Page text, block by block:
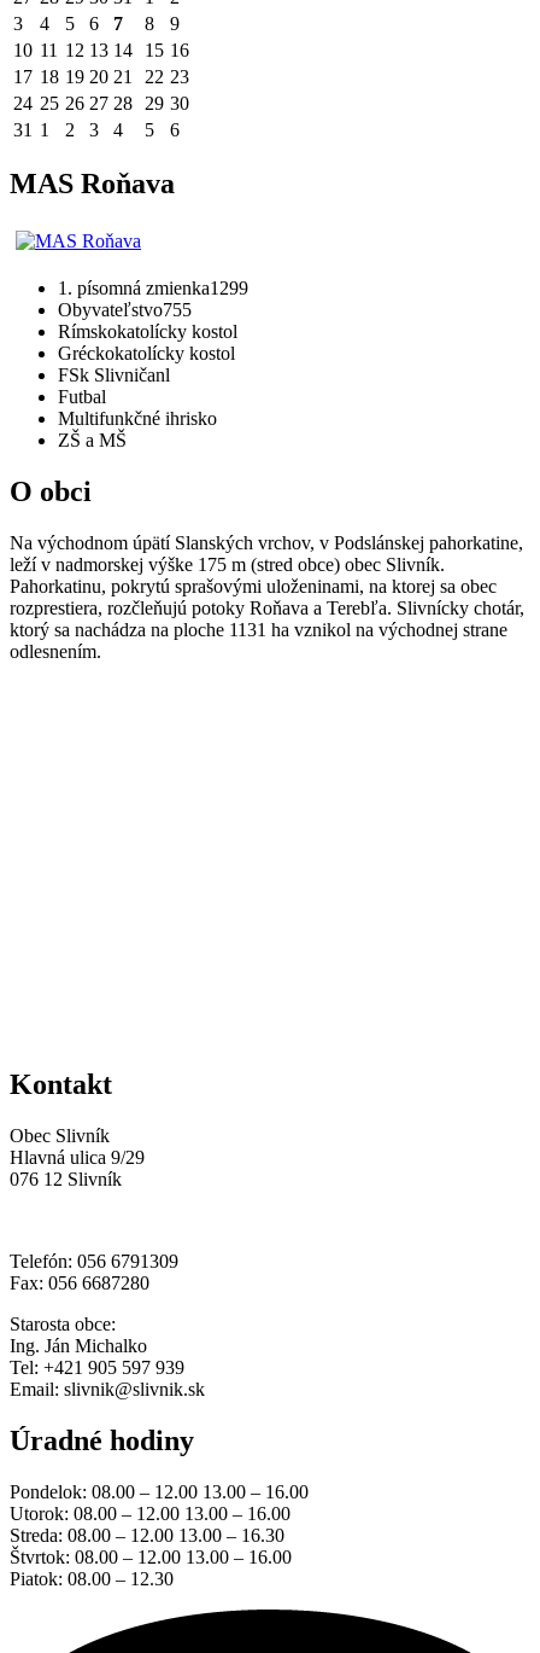
3
4 5 6 7 8
9
10 11 12 13 14 15 16
17 18 19 20 21 22 23
24 25 26 27 28 29 30
31 1 2 3 4 5 6
MAS Roňava
1. písomná zmienka1299
Obyvateľstvo755
Rímskokatolícky kostol
Gréckokatolícky kostol
FSk Slivničanl
Futbal
Multifunkčné ihrisko
ZŠ a MŠ
O obci
Na východnom úpätí Slanských vrchov, v Podslánskej pahorkatine,
leží v nadmorskej výške 175 m (stred obce) obec Slivník.
Pahorkatinu, pokrytú sprašovými uloženinami, na ktorej sa obec
rozprestiera, rozčleňujú potoky Roňava a Terebľa. Slivnícky chotár,
ktorý sa nachádza na ploche 1131 ha vznikol na východnej strane
odlesnením.
Kontakt
Obec Slivník
Hlavná ulica 9/29
076 12 Slivník
Telefón: 056 6791309
Fax: 056 6687280
Starosta obce:
Ing. Ján Michalko
Tel: +421 905 597 939
Email: slivnik@slivnik.sk
Úradné hodiny
Pondelok: 08.00 – 12.00 13.00 – 16.00
Utorok: 08.00 – 12.00 13.00 – 16.00
Streda: 08.00 – 12.00 13.00 – 16.30
Štvrtok: 08.00 – 12.00 13.00 – 16.00
Piatok: 08.00 – 12.30